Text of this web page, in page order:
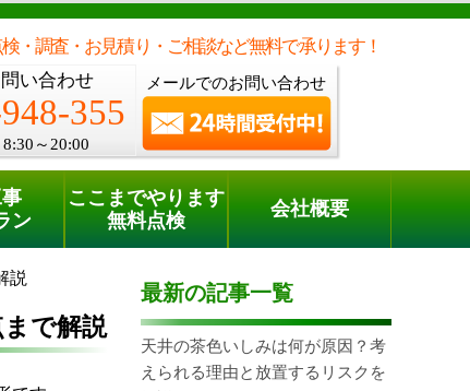
検・調査・お見積り・ご相談など無料で承ります！
い合わせ
355
8:30～20:00
メールでのお問い合わせ
電話でのご相談 [8:30～20:00]
phone0120-948-355
ン
ここまでやります
無料点検
会社概要
説
で解説
最新の記事一覧
天井の茶色いしみは何が原因？考
えられる理由と放置するリスクを